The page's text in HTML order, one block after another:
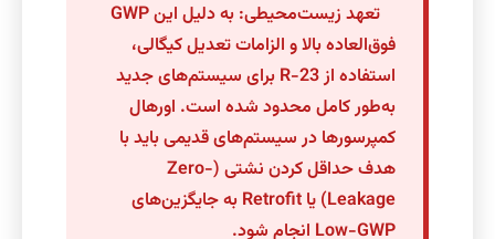
تعهد زیست‌محیطی: به دلیل این GWP
فوق‌العاده بالا و الزامات تعدیل کیگالی،
استفاده از R-23 برای سیستم‌های جدید
به‌طور کامل محدود شده است. اورهال
کمپرسورها در سیستم‌های قدیمی باید با
هدف حداقل کردن نشتی (Zero-
Leakage) یا Retrofit به جایگزین‌های
Low-GWP انجام شود.